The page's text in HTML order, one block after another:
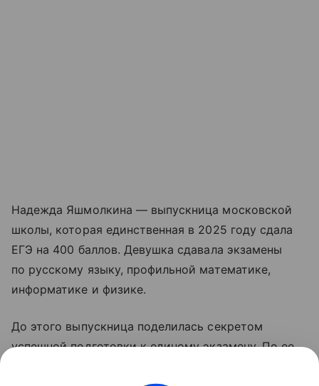
Надежда Яшмолкина — выпускница московской
школы, которая единственная в 2025 году сдала
ЕГЭ на 400 баллов. Девушка сдавала экзамены
по русскому языку, профильной математике,
информатике и физике.
До этого выпускница поделилась секретом
успешной подготовки к единому экзамену. По ее